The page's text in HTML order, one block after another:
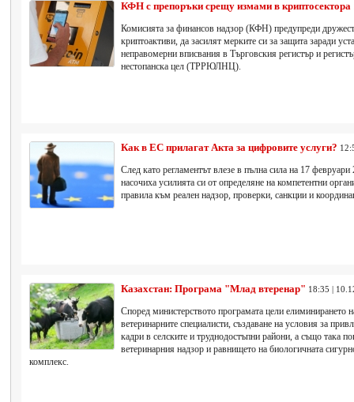
КФН с препоръки срещу измами в криптосектора
Комисията за финансов надзор (КФН) предупреди
криптоактиви, да засилят мерките си за защита заради
неправомерни вписвания в Търговския регистър и
нестопанска цел (ТРРЮЛНЦ).
Как в ЕС прилагат Акта за цифровите услуги?
След като регламентът влезе в пълна сила на 17
насочиха усилията си от определяне на компетентни
правила към реален надзор, проверки, санкции и
Казахстан: Програма "Млад втеренар" 18:35 |
Според министерството програмата цели елиминирането
ветеринарните специалисти, създаване на условия за
кадри в селските и труднодостъпни райони, а също така
ветеринарния надзор и равнището на биологичната
комплекс.